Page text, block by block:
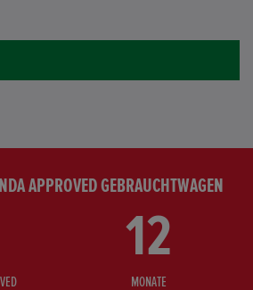
APPROVED GEBRAUCHTWAGEN
12
MONATE